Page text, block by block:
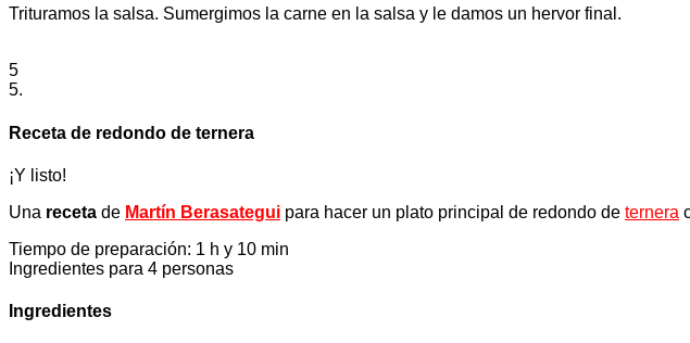
Trituramos la salsa. Sumergimos la carne en la salsa y le damos un hervor final.
5
5.
Receta de redondo de ternera
¡Y listo!
Una receta de Martín Berasategui para hacer un plato principal de redondo de ternera
Tiempo de preparación: 1 h y 10 min
Ingredientes para 4 personas
Ingredientes